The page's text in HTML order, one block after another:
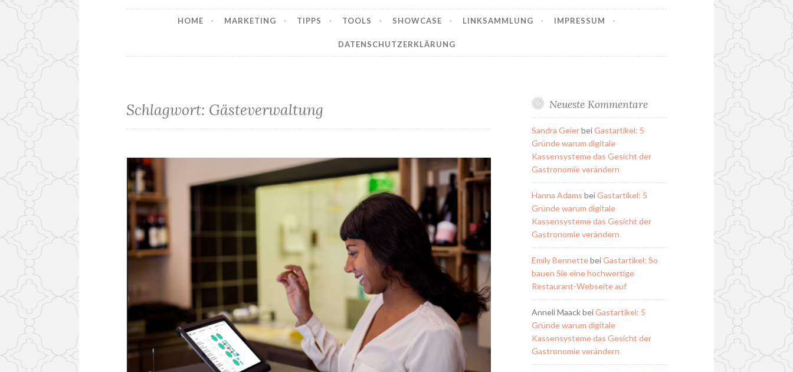
HOME MARKETING TIPPS TOOLS SHOWCASE LINKSAMMLUNG IMPRESSUM
DATENSCHUTZERKLÄRUNG
Schlagwort: Gästeverwaltung
resmio – Reservierungs- und Gästemanagement für die Gastronomie
Neueste Kommentare
Sandra GeierbeiGastartikel: 5
Gründe warum digitale
Kassensysteme das Gesicht der
Gastronomie verändern
Hanna Adams beiGastartikel: 5
Gründe warum digitale
Kassensysteme das Gesicht der
Gastronomie verändern
Emily BennettebeiGastartikel: So
bauen Sie eine hochwertige
Restaurant-Webseite auf
Anneli MaackbeiGastartikel: 5
Gründe warum digitale
Kassensysteme das Gesicht der
Gastronomie verändern